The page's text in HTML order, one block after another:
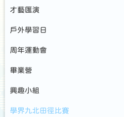
才藝匯演
戶外學習日
周年運動會
畢業營
興趣小組
學界九北田徑比賽